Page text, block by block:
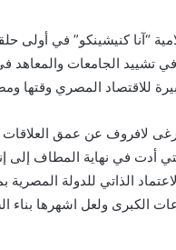
“آنا كنيشينكو” في أولى
تشييد الجامعات
للاقتصاد المصري وقتها
لافروف عن عمق العلاقات
أدت في نهاية المطاف إلى
الذاتي للدولة
الكبرى ولعل اشهرها بناء